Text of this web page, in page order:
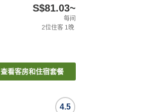
S$81.03~
每间
2位住客 1晚
查看客房和住宿套餐
4.5